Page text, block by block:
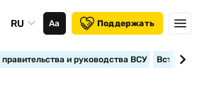
RU Аа Поддержать
и руководства ВСУ